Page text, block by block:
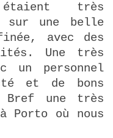
très
sur une belle
avec des
Une très
un personnel
et de bons
une très
Porto où nous